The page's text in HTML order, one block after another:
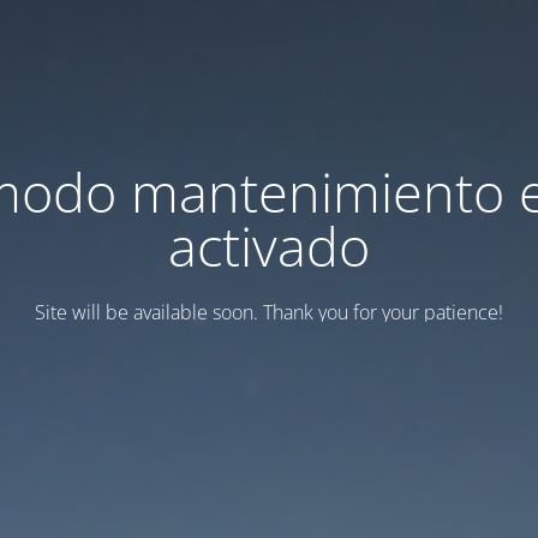
mantenimiento
activado
Site will be available soon. Thank you for your patience!